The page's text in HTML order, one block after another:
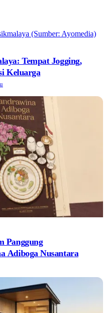
Tempat Jogging,
Keluarga
Panggung
Adiboga Nusantara